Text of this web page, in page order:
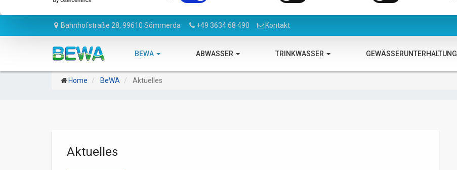
Bahnhofstraße 28, 99610 Sömmerda +49 3634 68 490 Kontakt
BEWA ABWASSER TRINKWASSER GEWÄSSERUNTERHALTUNG
Home BeWA Aktuelles
Aktuelles